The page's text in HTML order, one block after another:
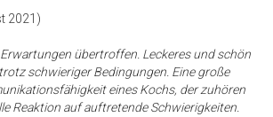
2021)
übertroffen. Leckeres und schön
schwieriger Bedingungen. Eine große
eines Kochs, der zuhören
Reaktion auf auftretende Schwierigkeiten.